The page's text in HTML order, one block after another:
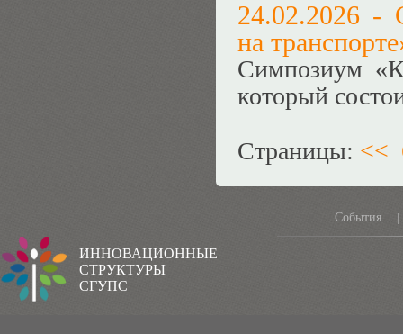
24.02.2026 -
на
Симпозиум
который
Страницы: <<
События |
ИННОВАЦИОННЫЕ
СТРУКТУРЫ
СГУПС